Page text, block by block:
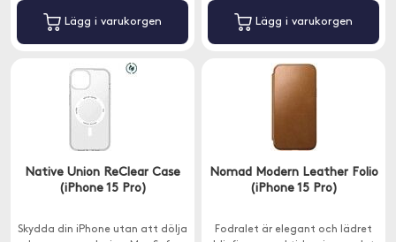
Lägg i varukorgen Lägg i varukorgen
Native Union ReClear Case
(iPhone 15 Pro)
Skydda din iPhone utan att dölja
Nomad Modern Leather Folio
(iPhone 15 Pro)
Fodralet är elegant och lädret